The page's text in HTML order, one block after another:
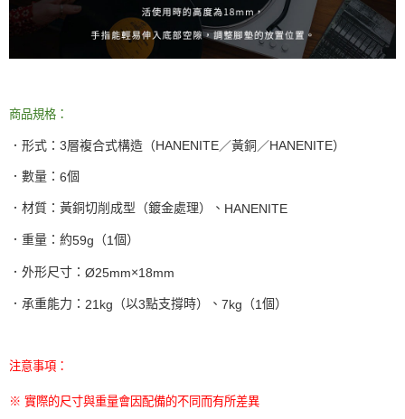
商品規格：
．形式： 3層複合式構造（HANENITE／黃銅／HANENITE）
．數量： 6個
．材質：黃銅切削成型（鍍金處理）、 HANENITE
．重量：約59g （1個）
．外形尺寸： Ø25mm×18mm
．承重能力： 21kg （以3點支撐時）、 7kg （1個）
注意事項：
※ 實際的尺寸與重量會因配備的不同而有所差異